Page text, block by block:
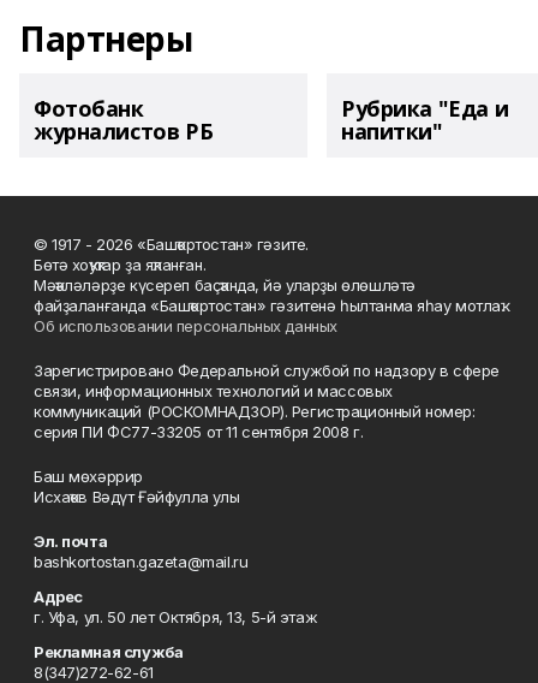
Партнеры
Фотобанк
журналистов РБ
Рубрика "Еда и
напитки"
© 1917 - 2026 «Башҡортостан» гәзите.
Бөтә хоҡуҡтар ҙа яҡланған.
Мәҡәләләрҙе күсереп баҫҡанда, йә уларҙы өлөшләтә
файҙаланғанда «Башҡортостан» гәзитенә һылтанма яһау мотлаҡ.
Об использовании персональных данных
Зарегистрировано Федеральной службой по надзору в сфере
связи, информационных технологий и массовых
коммуникаций (РОСКОМНАДЗОР). Регистрационный номер:
серия ПИ ФС77-33205 от 11 сентября 2008 г.
Баш мөхәррир
Исхаҡов Вәдүт Ғәйфулла улы
Эл. почта
bashkortostan.gazeta@mail.ru
Адрес
г. Уфа, ул. 50 лет Октября, 13, 5-й этаж
Рекламная служба
8(347)272-62-61